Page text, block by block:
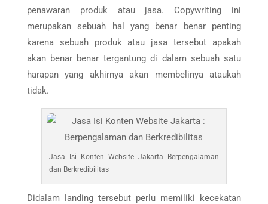
penawaran produk atau jasa. Copywriting ini
merupakan sebuah hal yang benar benar penting
karena sebuah produk atau jasa tersebut apakah
akan benar benar tergantung di dalam sebuah satu
harapan yang akhirnya akan membelinya ataukah
tidak.
Jasa Isi Konten Website Jakarta Berpengalaman
dan Berkredibilitas
Didalam landing tersebut perlu memiliki kecekatan